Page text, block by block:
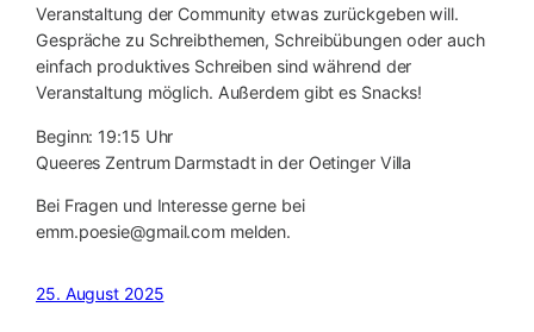
Veranstaltung der Community etwas zurückgeben will.
Gespräche zu Schreibthemen, Schreibübungen oder auch
einfach produktives Schreiben sind während der
Veranstaltung möglich. Außerdem gibt es Snacks!
Beginn: 19:15 Uhr
Queeres Zentrum Darmstadt in der Oetinger Villa
Bei Fragen und Interesse gerne bei
emm.poesie@gmail.com melden.
25. August 2025